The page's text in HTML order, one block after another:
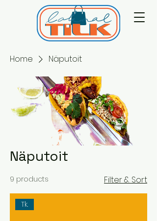
Home Näputoit
Näputoit
9 products Filter & Sort
Tk.